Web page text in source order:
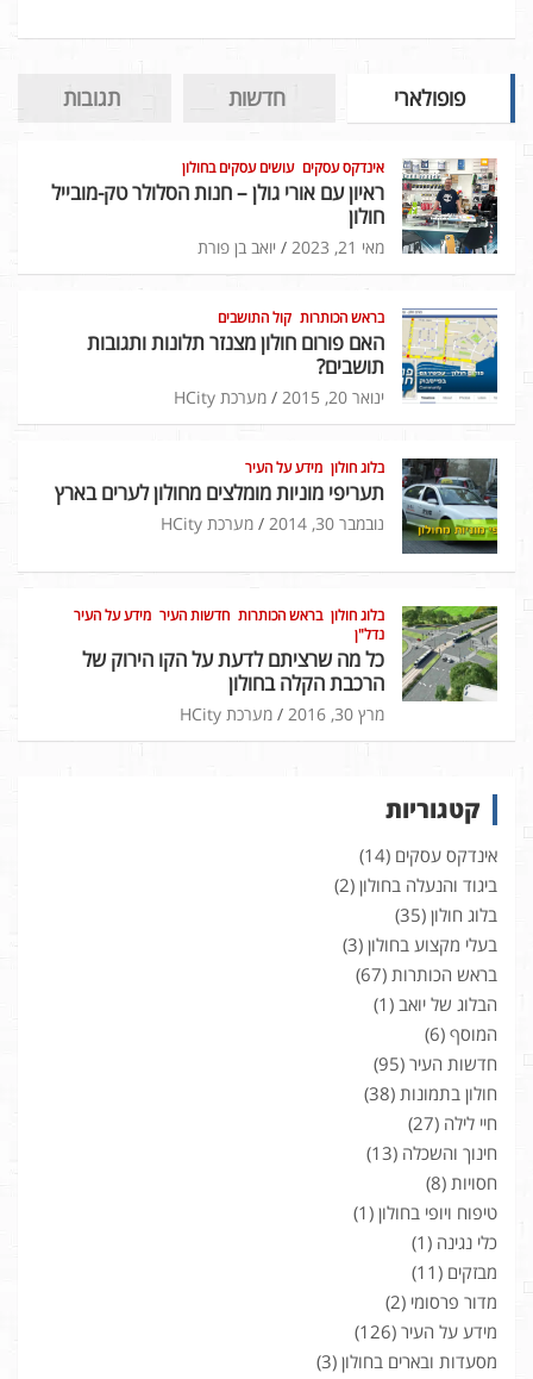
פופולארי חדשות תגובות
אינדקס עסקים עושים עסקים בחולון
ראיון עם אורי גולן – חנות הסלולר טק-מובייל
חולון
מאי 21, 2023 יואב בן פורת
בראש הכותרות קול התושבים
האם פורום חולון מצנזר תלונות ותגובות
תושבים?
ינואר 20, 2015 מערכת HCity
בלוג חולון מידע על העיר
תעריפי מוניות מומלצים מחולון לערים בארץ
נובמבר 30, 2014 מערכת HCity
בלוג חולון בראש הכותרות חדשות העיר מידע על העיר
נדל"ן
כל מה שרציתם לדעת על הקו הירוק של
הרכבת הקלה בחולון
מרץ 30, 2016 מערכת HCity
קטגוריות
אינדקס עסקים (14)
ביגוד והנעלה בחולון (2)
בלוג חולון (35)
בעלי מקצוע בחולון (3)
בראש הכותרות (67)
הבלוג של יואב (1)
המוסף (6)
חדשות העיר (95)
חולון בתמונות (38)
חיי לילה (27)
חינוך והשכלה (13)
חסויות (8)
טיפוח ויופי בחולון (1)
כלי נגינה (1)
מבזקים (11)
מדור פרסומי (2)
מידע על העיר (126)
מסעדות ובארים בחולון (3)